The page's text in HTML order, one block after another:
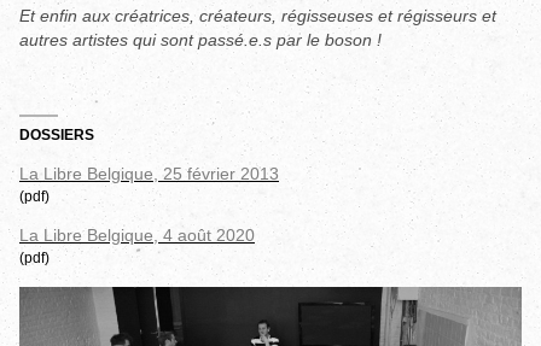
Et enfin aux créatrices, créateurs, régisseuses et régisseurs et
autres artistes qui sont passé.e.s par le boson !
DOSSIERS
La Libre Belgique, 25 février 2013
(pdf)
La Libre Belgique, 4 août 2020
(pdf)